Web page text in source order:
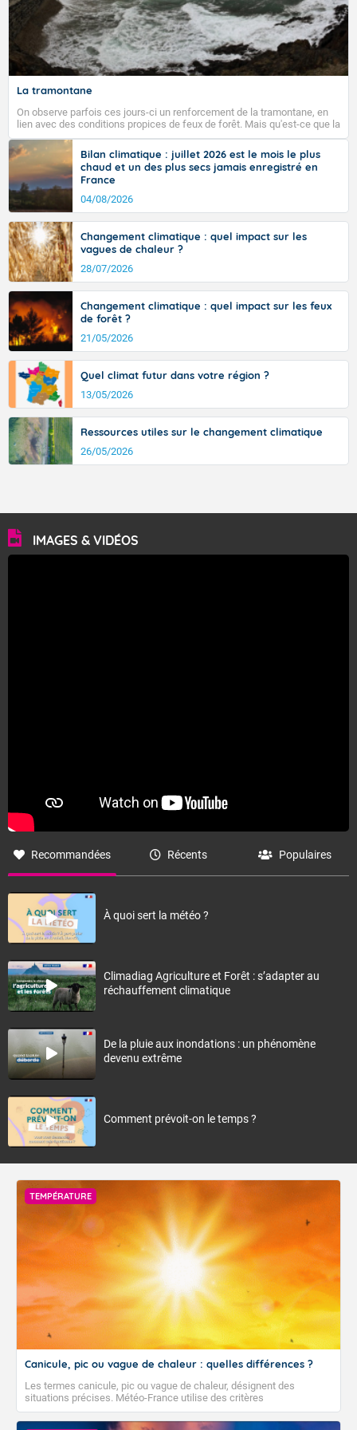
La tramontane
On observe parfois ces jours-ci un renforcement de la tramontane, en
lien avec des conditions propices de feux de forêt. Mais qu'est-ce que la
tramontane ? Quelles sont ses caractéristiques ? La tramontane est un
vent turbulent soufflant de secteur nord-ouest à nord, ou ouest à nord-
ouest, dans un secteur qui part du Roussillon à la vallée de l’Aude et à
l’ouest de l’Hérault. L’étymologie de ce vent vient du latin trasmontanus,
signifiant au-delà des monts, en allusion aux régions montagneuses
d’où provient ce vent.
Bilan climatique : juillet 2026 est le mois le plus
chaud et un des plus secs jamais enregistré en
France
04/08/2026
Changement climatique : quel impact sur les
vagues de chaleur ?
28/07/2026
Changement climatique : quel impact sur les feux
de forêt ?
21/05/2026
Quel climat futur dans votre région ?
13/05/2026
Ressources utiles sur le changement climatique
26/05/2026
IMAGES & VIDÉOS
Recommandées Récents Populaires
À quoi sert la météo ?
Climadiag Agriculture et Forêt : s’adapter au
réchauffement climatique
De la pluie aux inondations : un phénomène
devenu extrême
Comment prévoit-on le temps ?
TEMPÉRATURE
Canicule, pic ou vague de chaleur : quelles différences ?
Les termes canicule, pic ou vague de chaleur, désignent des
situations précises. Météo-France utilise des critères
climatologiques pour évaluer et qualifier les épisodes de chaleur qui
peuvent avoir des impacts sanitaires et socio-économiques